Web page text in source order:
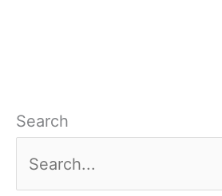
Search